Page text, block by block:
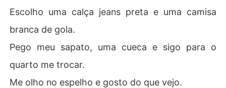
Escolho uma calça jeans preta e uma camisa
branca de gola.
Pego meu sapato, uma cueca e sigo para o
quarto me trocar.
Me olho no espelho e gosto do que vejo.